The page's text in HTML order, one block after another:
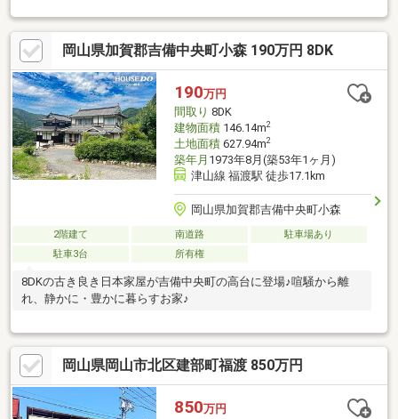
岡山県加賀郡吉備中央町小森 190万円 8DK
190万円
間取り 8DK
建物面積146.14m2
土地面積627.94m2
築年月 1973年8月(築53年1ヶ月)
津山線 福渡駅 徒歩17.1km
岡山県加賀郡吉備中央町小森
2階建て 南道路
駐車場あり
駐車3台
所有権
8DKの古き良き日本家屋が吉備中央町の高台に登場♪喧騒から離
れ、静かに・豊かに暮らすお家♪
岡山県岡山市北区建部町福渡 850万円
850万円